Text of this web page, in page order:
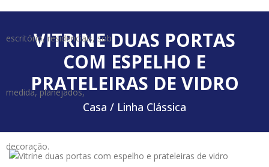
VITRINE DUAS PORTAS
COM ESPELHO E
PRATELEIRAS DE VIDRO
Casa / Linha Clássica